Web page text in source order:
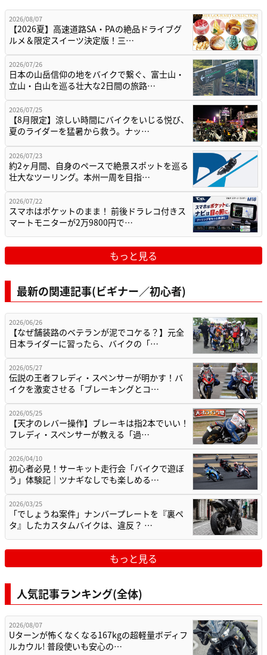
2026/08/07
【2026夏】高速道路SA・PAの絶品ドライブグ
ルメ＆限定スイーツ決定版！三…
2026/07/26
日本の山岳信仰の地をバイクで繋ぐ、富士山・
立山・白山を巡る壮大な2日間の旅路…
2026/07/25
【8月限定】涼しい時間にバイクをいじる悦び、
夏のライダーを猛暑から救う。ナッ…
2026/07/23
約2ヶ月間、自身のペースで絶景スポットを巡る
壮大なツーリング。本州一周を目指…
2026/07/22
スマホはポケットのまま！ 前後ドラレコ付きス
マートモニターが2万9800円で…
もっと見る
最新の関連記事(ビギナー／初心者)
2026/06/26
【なぜ舗装路のベテランが泥でコケる？】元全
日本ライダーに習ったら、バイクの「…
2026/05/27
伝説の王者フレディ・スペンサーが明かす！バ
イクを激変させる「ブレーキングとコ…
2026/05/25
【天才のレバー操作】ブレーキは指2本でいい！
フレディ・スペンサーが教える「過…
2026/04/10
初心者必見！サーキット走行会「バイクで遊ぼ
う」体験記｜ツナギなしでも楽しめる…
2026/03/25
「でしょうね案件」ナンバープレートを『裏ペ
タ』したカスタムバイクは、違反？ …
もっと見る
人気記事ランキング(全体)
2026/08/07
Uターンが怖くなくなる167kgの超軽量ボディフ
ルカウル! 普段使いも安心の…